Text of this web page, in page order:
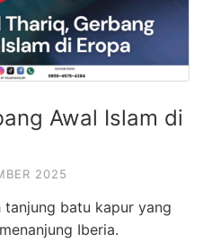
Awal Islam di
2025
batu kapur yang
Iberia.